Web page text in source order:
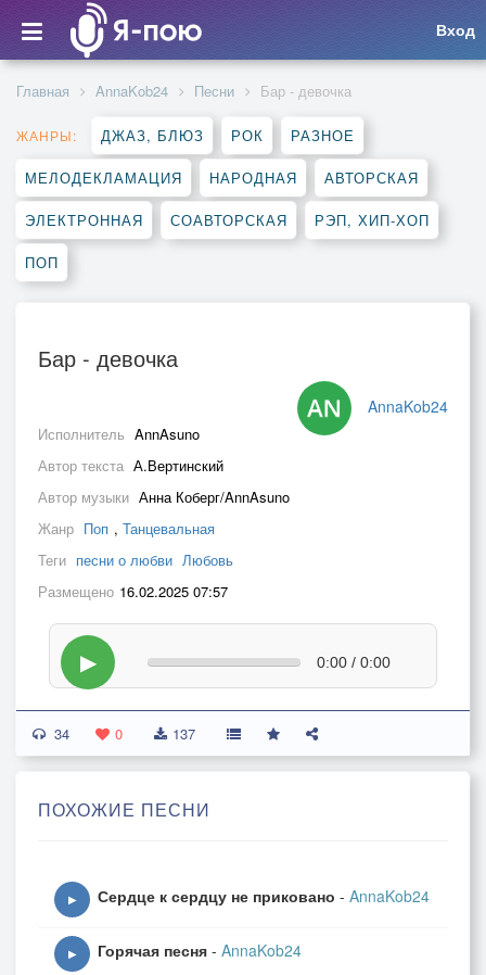
Вход
Главная AnnaKob24 Песни Бар - девочка
ЖАНРЫ: ДЖАЗ, БЛЮЗ РОК РАЗНОЕ
МЕЛОДЕКЛАМАЦИЯ НАРОДНАЯ АВТОРСКАЯ
ЭЛЕКТРОННАЯ СОАВТОРСКАЯ РЭП, ХИП-ХОП
ПОП
Бар - девочка
AnnaKob24
Исполнитель AnnAsuno
Автор текста А.Вертинский
Автор музыки Анна Коберг/AnnAsuno
Жанр Поп , Танцевальная
Теги песни о любви Любовь
Размещено 16.02.2025 07:57
▶ 0:00 / 0:00
34 0 137
ПОХОЖИЕ ПЕСНИ
▶ Сердце к сердцу не приковано - AnnaKob24
▶ Горячая песня - AnnaKob24